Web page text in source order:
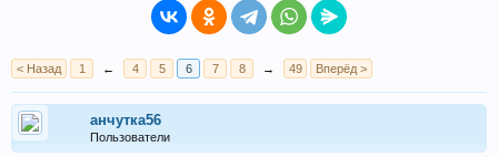
< Назад 1 ← 4 5 6 7 8 → 49 Вперёд >
анчутка56
Пользователи